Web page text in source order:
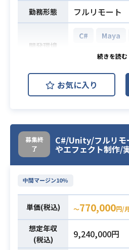
勤務形態 フルリモート
開発環境
C# Maya
Unreal Engine
業務内容
コンシューマ
す。
8月にかけて本
するため、ア
景・キャラモ
適正を見て、
が発生する場
本案件はエフ
集となります。
お気に入り
募集終
了
C#/Unity/フルリモ
やエフェクト制作/
中間マージン10%
単価(税込) 〜770,000円/月
想定年収
(税込)
9,240,000円